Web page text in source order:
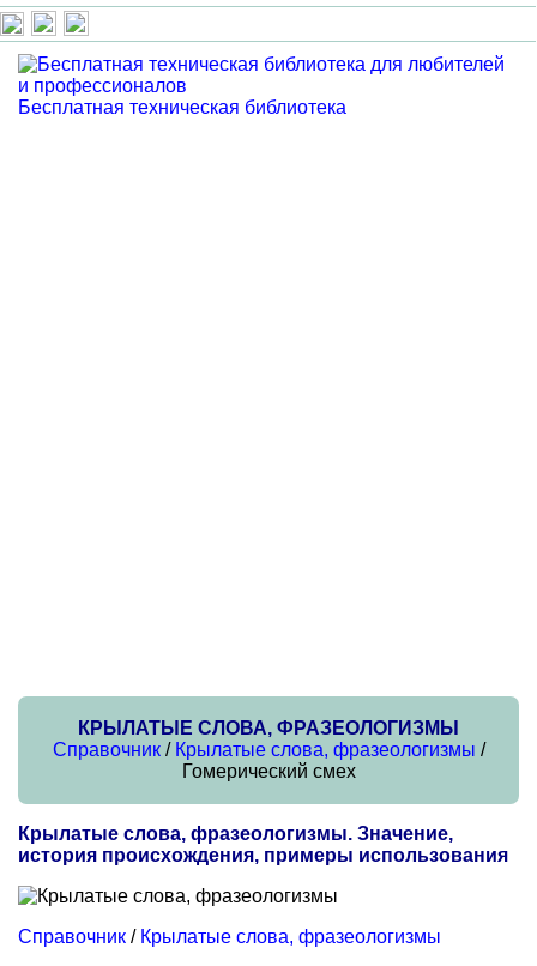
Бесплатная техническая библиотека
КРЫЛАТЫЕ СЛОВА, ФРАЗЕОЛОГИЗМЫ
Справочник/ Крылатые слова, фразеологизмы /
Гомерический смех
Крылатые слова, фразеологизмы. Значение,
история происхождения, примеры использования
Справочник / Крылатые слова, фразеологизмы